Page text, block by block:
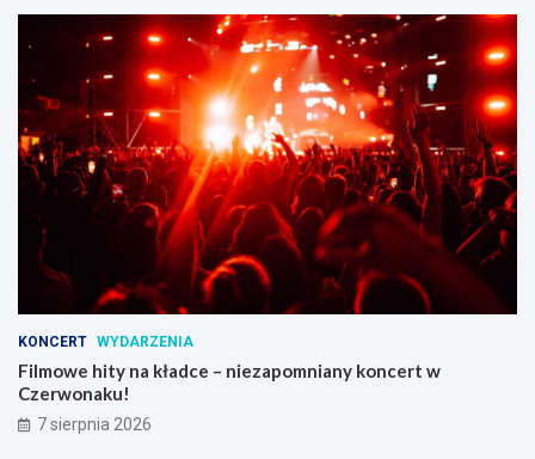
KONCERT WYDARZENIA
Filmowe hity na kładce – niezapomniany koncert w
Czerwonaku!
7 sierpnia 2026